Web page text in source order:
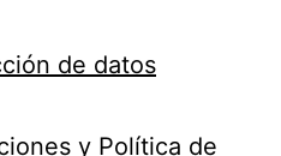
de datos
y Política de